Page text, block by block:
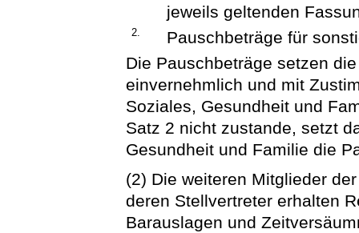
jeweils geltenden
2.
Pauschbeträge für
Die Pauschbeträge setzen
einvernehmlich und mit
Soziales, Gesundheit und
Satz 2 nicht zustande, setzt
Gesundheit und Familie die
(2) Die weiteren Mitglieder
deren Stellvertreter erhalten
Barauslagen und